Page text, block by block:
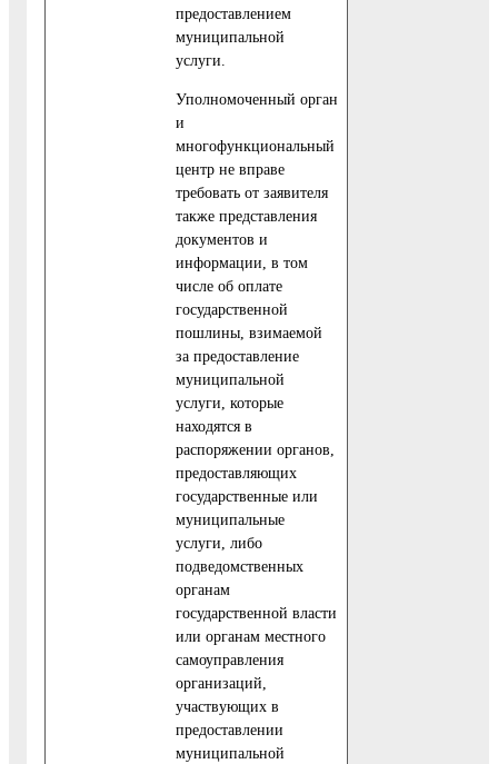
предоставлением
муниципальной
услуги.
Уполномоченный орган
и
многофункциональный
центр не вправе
требовать от заявителя
также представления
документов и
информации, в том
числе об оплате
государственной
пошлины, взимаемой
за предоставление
муниципальной
услуги, которые
находятся в
распоряжении органов,
предоставляющих
государственные или
муниципальные
услуги, либо
подведомственных
органам
государственной власти
или органам местного
самоуправления
организаций,
участвующих в
предоставлении
муниципальной